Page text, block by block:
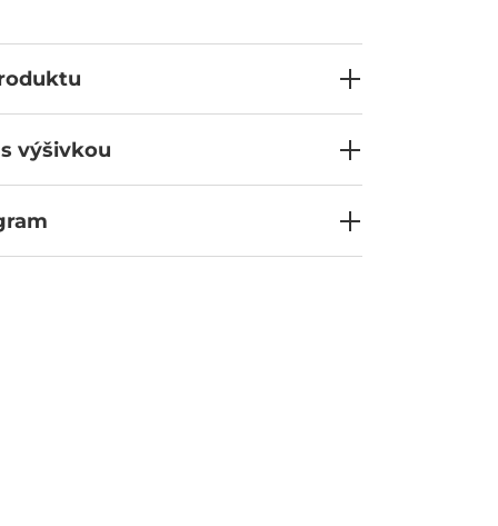
vždy vypadá bezchybně, takže se můžete
výšivkou